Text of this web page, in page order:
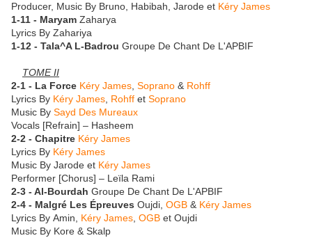
Producer, Music By Bruno, Habibah, Jarode et Kéry James
1-11 - Maryam Zaharya
Lyrics By Zahariya
1-12 - Tala^A L-Badrou Groupe De Chant De L'APBIF
TOME II
2-1 - La Force Kéry James Soprano & Rohff
Lyrics By Kéry James Rohff et Soprano
Music By Sayd Des Mureaux
Vocals [Refrain] – Hasheem
2-2 - Chapitre Kéry James
Lyrics By Kéry James
Music By Jarode et Kéry James
Performer [Chorus] – Leïla Rami
2-3 - Al-Bourdah Groupe De Chant De L'APBIF
2-4 - Malgré Les Épreuves Oujdi, OGB & Kéry James
Lyrics By Amin, Kéry James OGB et Oujdi
Music By Kore & Skalp